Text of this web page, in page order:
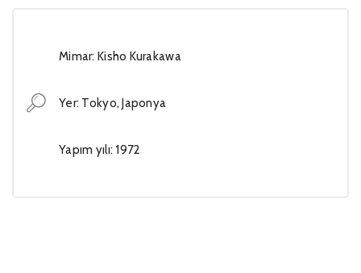
Mimar: Kisho Kurakawa
Yer: Tokyo, Japonya
Yapım yılı: 1972